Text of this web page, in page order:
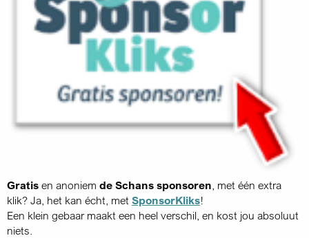
Gratis en anoniem de Schans sponsoren , met één extra
klik? Ja, het kan écht, met SponsorKliks!
Een klein gebaar maakt een heel verschil, en kost jou absoluut
niets.